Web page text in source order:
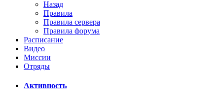
Назад
Правила
Правила сервера
Правила форума
Расписание
Видео
Миссии
Отряды
Активность